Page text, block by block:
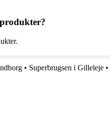
• Superbrugsen i Gilleleje •